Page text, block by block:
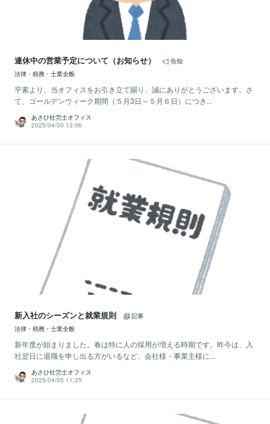
連休中の営業予定について（お知らせ）
告知
法律・税務・士業全般
平素より、当オフィスをお引き立て賜り、誠にありがとうございます。さ
て、ゴールデンウィーク期間（５月3日～５月６日）につき...
あさひ社労士オフィス
2025/04/30 13:06
新入社のシーズンと就業規則
記事
法律・税務・士業全般
新年度が始まりました。春は特に人の採用が増える時期です。昨今は、入
社翌日に退職を申し出る方がいるなど、会社様・事業主様に...
あさひ社労士オフィス
2025/04/05 11:25